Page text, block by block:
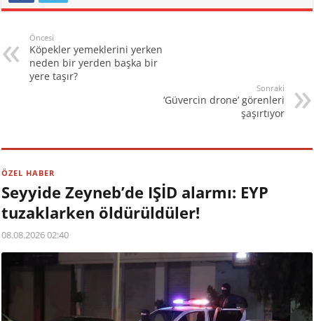
Öncesi
Köpekler yemeklerini yerken
neden bir yerden başka bir
yere taşır?
Sonraki
‘Güvercin drone’ görenleri
şaşırtıyor
ÖZEL HABER
Seyyide Zeyneb’de IŞİD alarmı: EYP
tuzaklarken öldürüldüler!
08.08.2026 02:40